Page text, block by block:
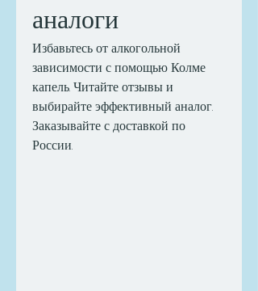
аналоги
Избавьтесь от алкогольной
зависимости с помощью Колме
капель. Читайте отзывы и
выбирайте эффективный аналог.
Заказывайте с доставкой по
России.